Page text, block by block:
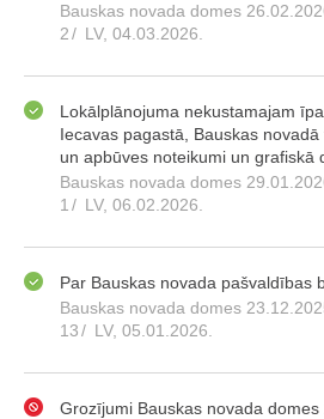
Bauskas novada domes
2/ LV, 04.03.2026.
Lokālplānojuma nekustamajam
Iecavas pagastā, Bauskas
un apbūves noteikumi un grafiskā
Bauskas novada domes
1 / LV, 06.02.2026.
Par Bauskas novada pašvaldības
Bauskas novada domes
13/ LV, 05.01.2026.
Grozījumi Bauskas novada domes